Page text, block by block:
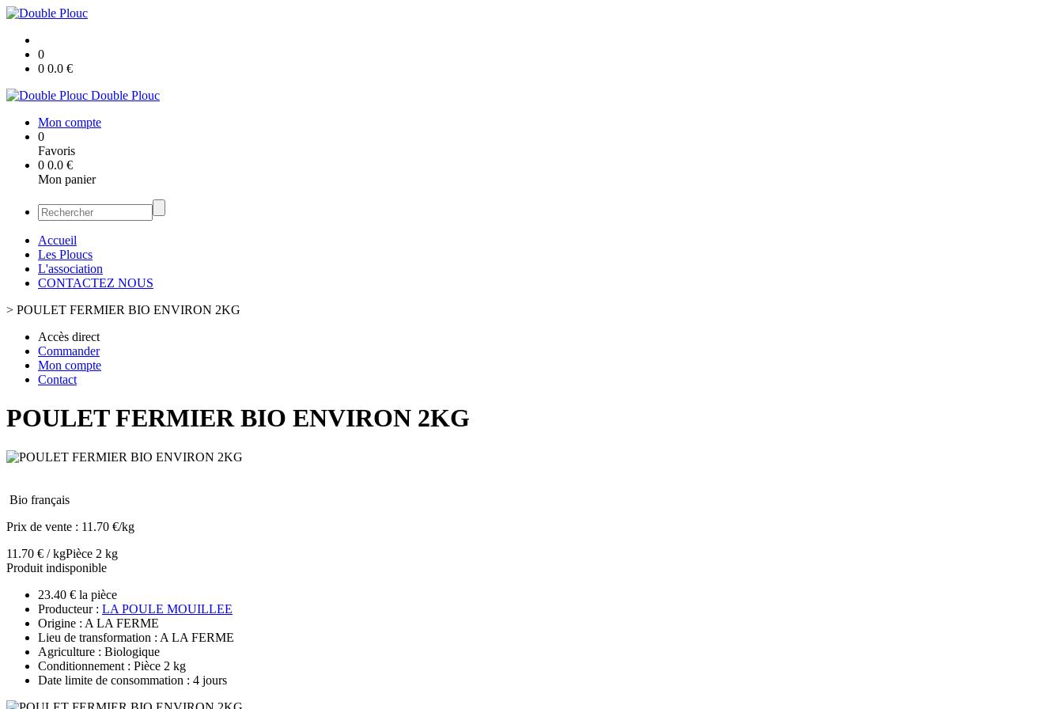
0
0 0.0 €
Double Plouc
Mon compte
0
Favoris
0 0.0 €
Mon panier
Accueil
Les Ploucs
L'association
CONTACTEZ NOUS
> POULET FERMIER BIO ENVIRON 2KG
Accès direct
Commander
Mon compte
Contact
POULET FERMIER BIO ENVIRON 2KG
Bio français
Prix de vente : 11.70 €/kg
11.70 € / kgPièce 2 kg
Produit indisponible
23.40 € la pièce
Producteur : LA POULE MOUILLEE
Origine : A LA FERME
Lieu de transformation : A LA FERME
Agriculture : Biologique
Conditionnement : Pièce 2 kg
Date limite de consommation : 4 jours